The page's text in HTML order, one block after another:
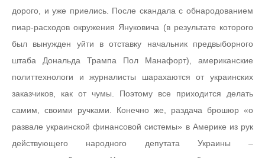
дорого, и уже приелись. После скандала с обнародованием
пиар-расходов окружения Януковича (в результате которого
был вынужден уйти в отставку начальник предвыборного
штаба Дональда Трампа Пол Манафорт), американские
политтехнологи и журналисты шарахаются от украинских
заказчиков, как от чумы. Поэтому все приходится делать
самим, своими ручками. Конечно же, раздача брошюр «о
развале украинской финансовой системы» в Америке из рук
действующего народного депутата Украины –